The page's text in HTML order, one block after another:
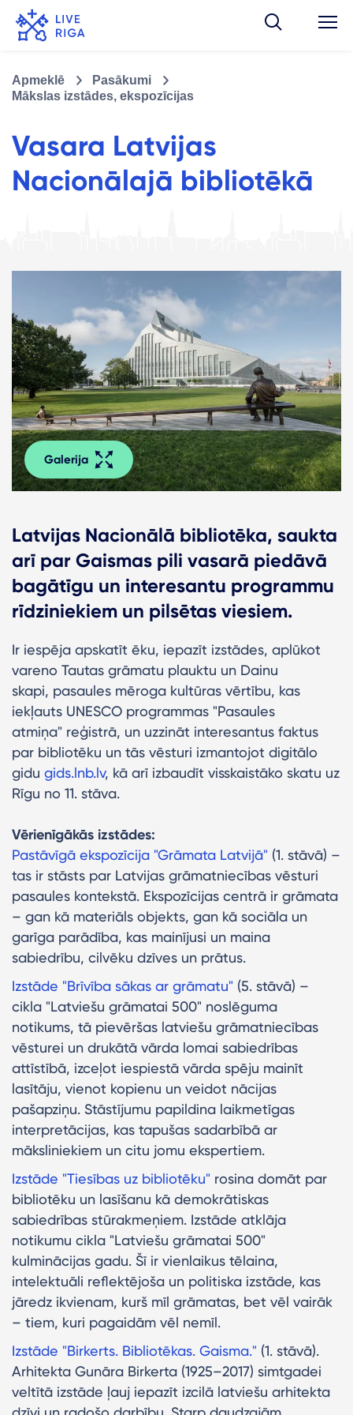
Apmeklē
Pasākumi
Mākslas izstādes, ekspozīcijas
Vasara Latvijas
Nacionālajā bibliotēkā
Galerija
Latvijas Nacionālā bibliotēka, saukta
arī par Gaismas pili vasarā piedāvā
bagātīgu un interesantu programmu
rīdziniekiem un pilsētas viesiem.
Ir iespēja apskatīt ēku, iepazīt izstādes, aplūkot
vareno Tautas grāmatu plauktu un Dainu
skapi, pasaules mēroga kultūras vērtību, kas
iekļauts UNESCO programmas "Pasaules
atmiņa" reģistrā, un uzzināt interesantus faktus
par bibliotēku un tās vēsturi izmantojot digitālo
gidu gids.lnb.lv, kā arī izbaudīt visskaistāko skatu uz
Rīgu no 11. stāva.
Vērienīgākās izstādes:
Pastāvīgā ekspozīcija "Grāmata Latvijā" (1. stāvā) –
tas ir stāsts par Latvijas grāmatniecības vēsturi
pasaules kontekstā. Ekspozīcijas centrā ir grāmata
– gan kā materiāls objekts, gan kā sociāla un
garīga parādība, kas mainījusi un maina
sabiedrību, cilvēku dzīves un prātus.
Izstāde "Brīvība sākas ar grāmatu" (5. stāvā) –
cikla "Latviešu grāmatai 500" noslēguma
notikums, tā pievēršas latviešu grāmatniecības
vēsturei un drukātā vārda lomai sabiedrības
attīstībā, izceļot iespiestā vārda spēju mainīt
lasītāju, vienot kopienu un veidot nācijas
pašapziņu. Stāstījumu papildina laikmetīgas
interpretācijas, kas tapušas sadarbībā ar
māksliniekiem un citu jomu ekspertiem.
Izstāde "Tiesības uz bibliotēku" rosina domāt par
bibliotēku un lasīšanu kā demokrātiskas
sabiedrības stūrakmeņiem. Izstāde atklāja
notikumu cikla "Latviešu grāmatai 500"
kulminācijas gadu. Šī ir vienlaikus tēlaina,
intelektuāli reflektējoša un politiska izstāde, kas
jāredz ikvienam, kurš mīl grāmatas, bet vēl vairāk
– tiem, kuri pagaidām vēl nemīl.
Izstāde "Birkerts. Bibliotēkas. Gaisma." (1. stāvā).
Arhitekta Gunāra Birkerta (1925–2017) simtgadei
veltītā izstāde ļauj iepazīt izcilā latviešu arhitekta